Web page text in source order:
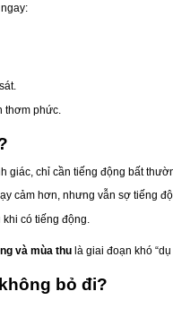
thơm phức.
giác, chỉ cần tiếng động bất
cảm hơn, nhưng vẫn sợ tiếng
có tiếng động.
và mùa thu là giai đoạn khó
bỏ đi?